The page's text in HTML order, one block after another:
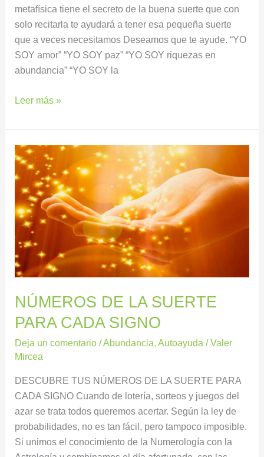
metafísica tiene el secreto de la buena suerte que con
solo recitarla te ayudará a tener esa pequeña suerte
que a veces necesitamos Deseamos que te ayude. “YO
SOY amor” “YO SOY paz” “YO SOY riquezas en
abundancia” “YO SOY la
Leer más »
NÚMEROS DE LA SUERTE
PARA CADA SIGNO
Deja un comentario /Abundancia,Autoayuda /Valer
Mircea
DESCUBRE TUS NÚMEROS DE LA SUERTE PARA
CADA SIGNO Cuando de lotería, sorteos y juegos del
azar se trata todos queremos acertar. Según la ley de
probabilidades, no es tan fácil, pero tampoco imposible.
Si unimos el conocimiento de la Numerología con la
NÚMEROS
DE
LA
SUERTE
PARA
CADA
SIGNO